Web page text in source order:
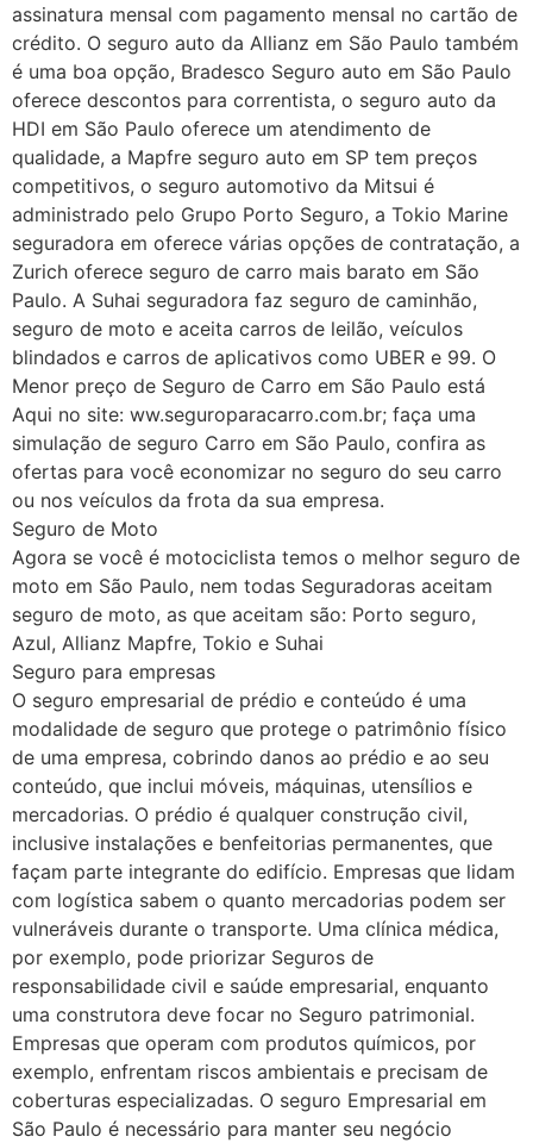
assinatura mensal com pagamento mensal no cartão de
crédito. O seguro auto da Allianz em São Paulo também
é uma boa opção, Bradesco Seguro auto em São Paulo
oferece descontos para correntista, o seguro auto da
HDI em São Paulo oferece um atendimento de
qualidade, a Mapfre seguro auto em SP tem preços
competitivos, o seguro automotivo da Mitsui é
administrado pelo Grupo Porto Seguro, a Tokio Marine
seguradora em oferece várias opções de contratação, a
Zurich oferece seguro de carro mais barato em São
Paulo. A Suhai seguradora faz seguro de caminhão,
seguro de moto e aceita carros de leilão, veículos
blindados e carros de aplicativos como UBER e 99. O
Menor preço de Seguro de Carro em São Paulo está
Aqui no site: ww.seguroparacarro.com.br; faça uma
simulação de seguro Carro em São Paulo, confira as
ofertas para você economizar no seguro do seu carro
ou nos veículos da frota da sua empresa.
Seguro de Moto
Agora se você é motociclista temos o melhor seguro de
moto em São Paulo, nem todas Seguradoras aceitam
seguro de moto, as que aceitam são: Porto seguro,
Azul, Allianz Mapfre, Tokio e Suhai
Seguro para empresas
O seguro empresarial de prédio e conteúdo é uma
modalidade de seguro que protege o patrimônio físico
de uma empresa, cobrindo danos ao prédio e ao seu
conteúdo, que inclui móveis, máquinas, utensílios e
mercadorias. O prédio é qualquer construção civil,
inclusive instalações e benfeitorias permanentes, que
façam parte integrante do edifício. Empresas que lidam
com logística sabem o quanto mercadorias podem ser
vulneráveis durante o transporte. Uma clínica médica,
por exemplo, pode priorizar Seguros de
responsabilidade civil e saúde empresarial, enquanto
uma construtora deve focar no Seguro patrimonial.
Empresas que operam com produtos químicos, por
exemplo, enfrentam riscos ambientais e precisam de
coberturas especializadas. O seguro Empresarial em
São Paulo é necessário para manter seu negócio